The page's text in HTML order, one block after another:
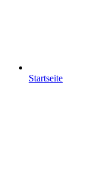
Startseite